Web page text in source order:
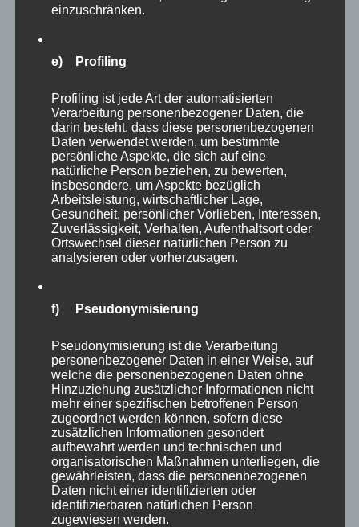
Präriehunde frei im Zoo. Immer wieder laufen
einem die Tiere auf den Wegen quasi über die
agilen Tieren zuzusehen, lohnt sich immer. Sie
sind wachsam, gesellig und – Entschuldigung
– verfressen. Bei meinem Besuch hatten sie
sicher zwei Dutzend Jungtiere und so sind es
denn auch etwas viele Fotos geworden…
einzuschränken.
e) Profiling
Profiling ist jede Art der automatisierten
Verarbeitung personenbezogener Daten, die
darin besteht, dass diese personenbezogenen
Daten verwendet werden, um bestimmte
persönliche Aspekte, die sich auf eine
natürliche Person beziehen, zu bewerten,
insbesondere, um Aspekte bezüglich
Arbeitsleistung, wirtschaftlicher Lage,
Gesundheit, persönlicher Vorlieben, Interessen,
Zuverlässigkeit, Verhalten, Aufenthaltsort oder
Ortswechsel dieser natürlichen Person zu
analysieren oder vorherzusagen.
f) Pseudonymisierung
Pseudonymisierung ist die Verarbeitung
personenbezogener Daten in einer Weise, auf
welche die personenbezogenen Daten ohne
Hinzuziehung zusätzlicher Informationen nicht
mehr einer spezifischen betroffenen Person
zugeordnet werden können, sofern diese
zusätzlichen Informationen gesondert
aufbewahrt werden und technischen und
organisatorischen Maßnahmen unterliegen, die
gewährleisten, dass die personenbezogenen
Daten nicht einer identifizierten oder
identifizierbaren natürlichen Person
zugewiesen werden.